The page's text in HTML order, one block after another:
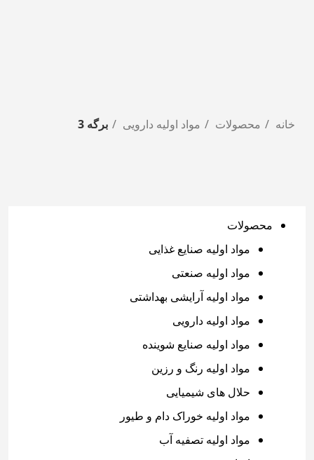
خانه محصولات مواد اولیه دارویی برگه 3
محصولات
مواد اولیه صنایع غذایی
مواد اولیه صنعتی
مواد اولیه آرایشی بهداشتی
مواد اولیه دارویی
مواد اولیه صنایع شوینده
مواد اولیه رنگ و رزین
حلال های شیمیایی
مواد اولیه خوراک دام و طیور
مواد اولیه تصفیه آب